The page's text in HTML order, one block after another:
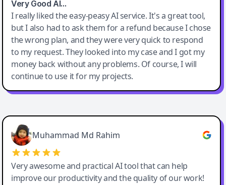
Very Good AI…
I really liked the easy-peasy AI service. It's a great tool,
but I also had to ask them for a refund because I chose
the wrong plan, and they were very quick to respond
to my request. They looked into my case and I got my
money back without any problems. Of course, I will
continue to use it for my projects.
Easy-Peasy AI
Muhammad Md Rahim
Very awesome and practical AI tool that can help
improve our productivity and the quality of our work!